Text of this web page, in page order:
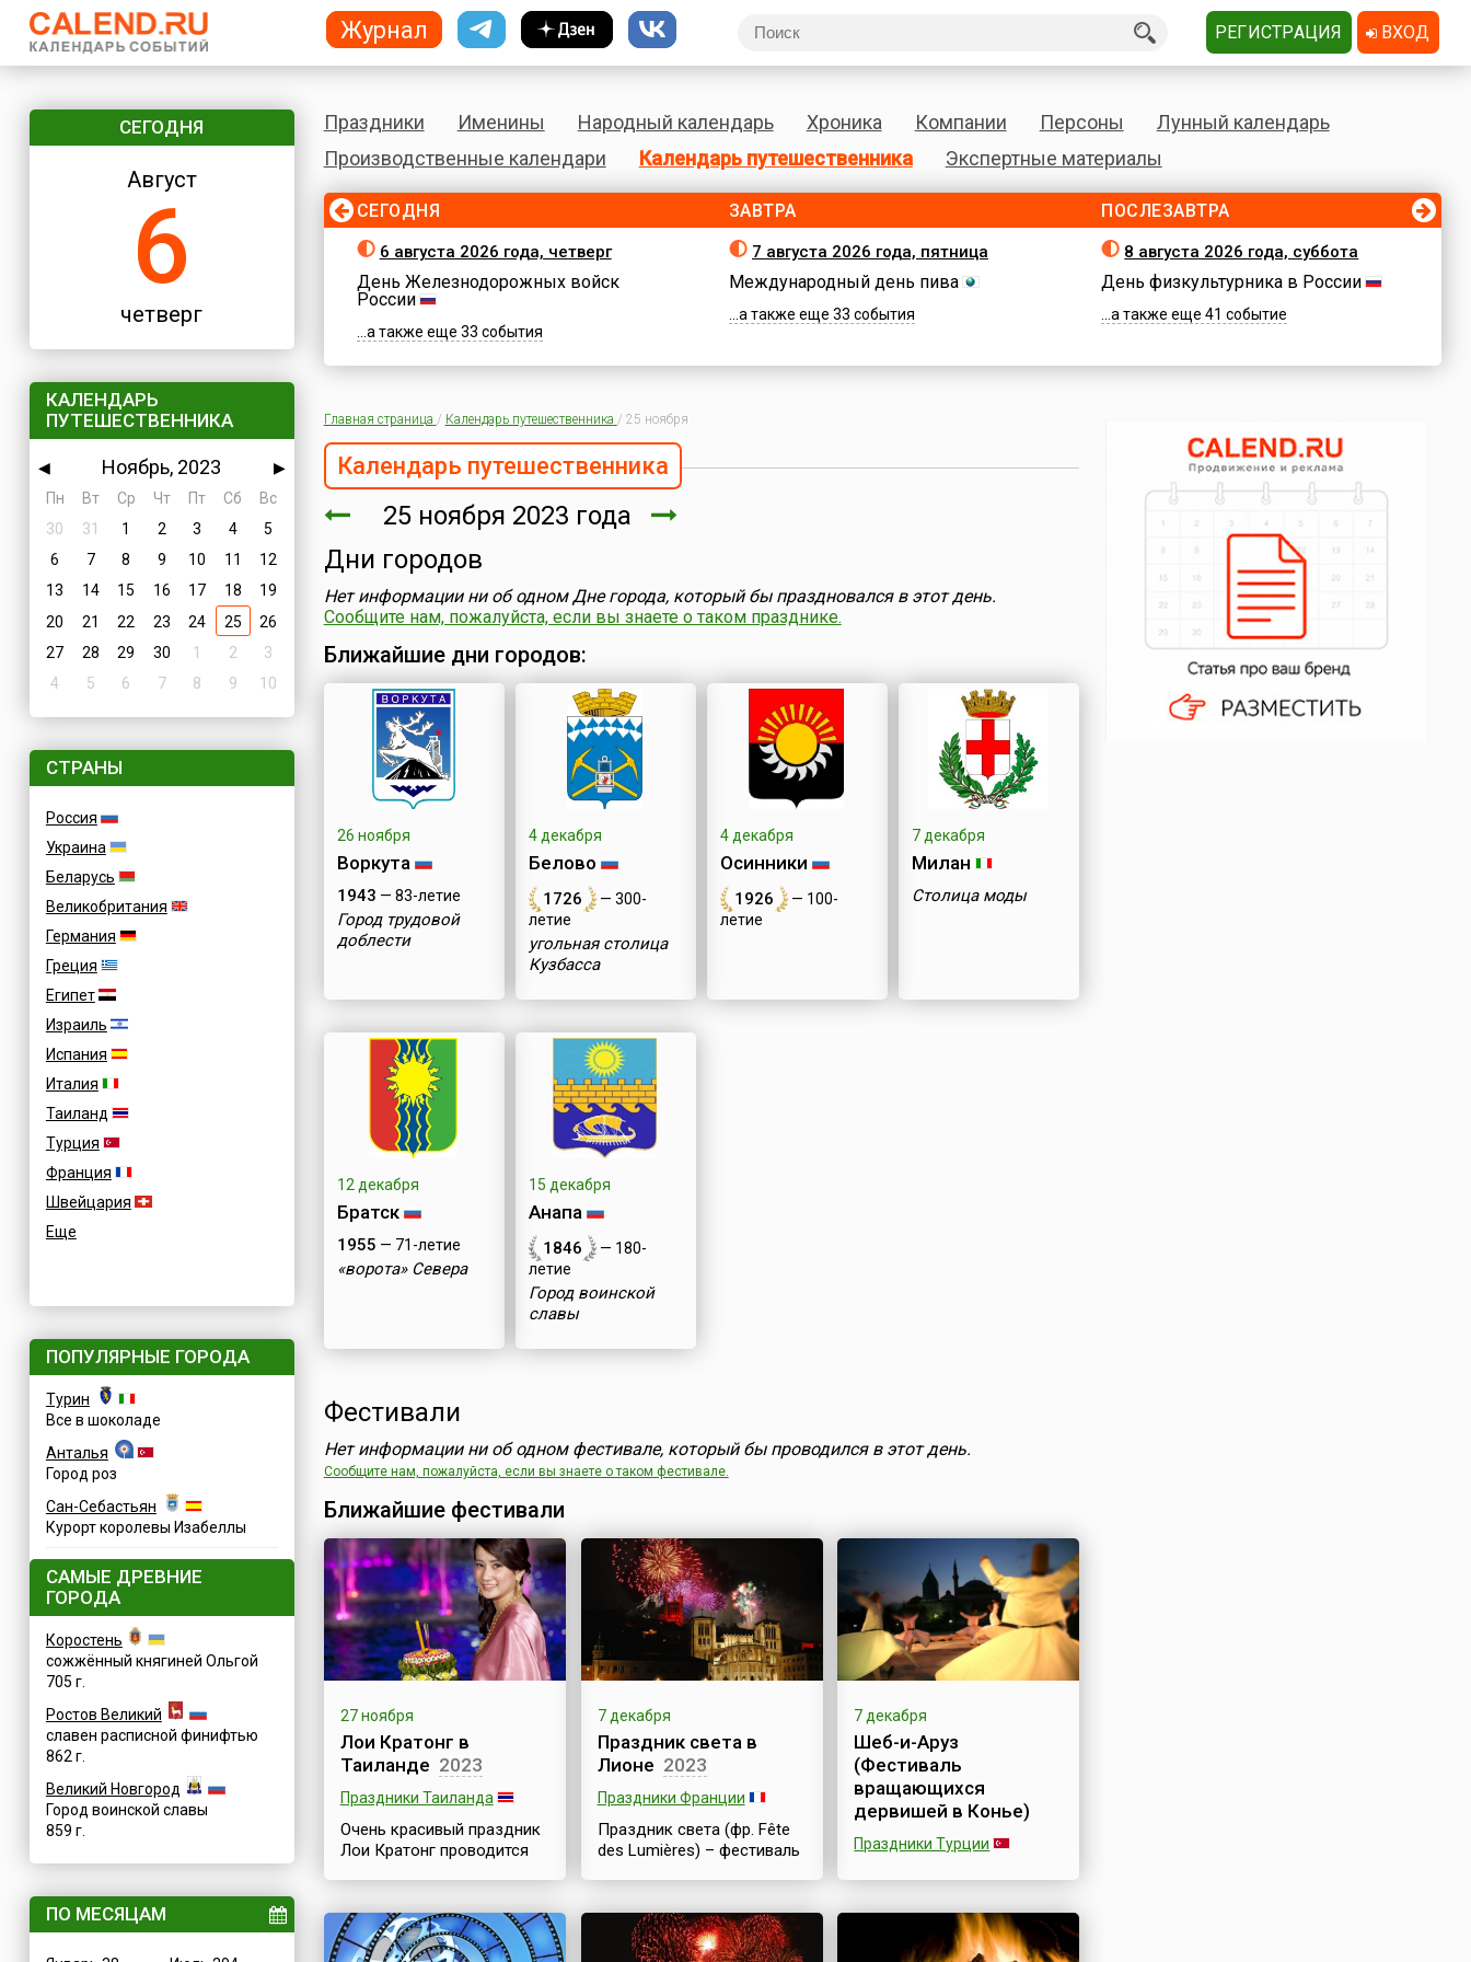
СЕГОДНЯ
Август
6
четверг
КАЛЕНДАРЬ
ПУТЕШЕСТВЕННИКА
◀ Ноябрь, 2023
▶
Пн
Вт Ср Чт Пт Сб
Вс
30
31 1 2 3 4
5
6
7 8 9 10 11
12
13
14 15 16 17 18
19
20
21 22 23 24 25
26
27
28 29 30 1 2
3
4
5 6 7 8 9 10
СТРАНЫ
Россия
Украина
Беларусь
Великобритания
Германия
Греция
Египет
Израиль
Испания
Италия
Таиланд
Турция
Франция
Швейцария
Еще
ПОПУЛЯРНЫЕ ГОРОДА
Турин
Все в шоколаде
Анталья
Город роз
Сан-Себастьян
Курорт королевы Изабеллы
САМЫЕ ДРЕВНИЕ
ГОРОДА
Коростень
сожжённый княгиней Ольгой
705 г.
Ростов Великий
славен расписной финифтью
862 г.
Великий Новгород
Город воинской славы
859 г.
ПО МЕСЯЦАМ
Праздники Именины Народный календарь Хроника Компании Персоны
Лунный календарь
Производственные календари
Календарь путешественника Экспертные материалы
СЕГОДНЯ
6 августа 2026 года, четверг
День Железнодорожных войск
России
...а также еще 33 события
ЗАВТРА
7 августа 2026 года, пятница
Международный день пива
...а также еще 33 события
ПОСЛЕЗАВТРА
8 августа 2026 года, суббота
День физкультурника в России
...а также еще 41 событие
Главная страница / Календарь путешественника / 25 ноября
Календарь путешественника
25 ноября 2023 года
Дни городов
Нет информации ни об одном Дне города, который бы праздновался в этот день.
Сообщите нам, пожалуйста, если вы знаете о таком празднике.
Ближайшие дни городов:
26 ноября
Воркута
1943 — 83-летие
Город трудовой
доблести
4 декабря
Белово
1726
— 300-
летие
угольная столица
Кузбасса
4 декабря
Осинники
1926
— 100-
летие
7 декабря
Милан
Столица моды
12 декабря
Братск
1955 — 71-летие
«ворота» Севера
15 декабря
Анапа
1846
— 180-
летие
Город воинской
славы
Фестивали
Нет информации ни об одном фестивале, который бы проводился в этот день.
Сообщите нам, пожалуйста, если вы знаете о таком фестивале.
Ближайшие фестивали
27 ноября
Лои Кратонг в
Таиланде 2023
Праздники Таиланда
Очень красивый праздник
Лои Кратонг проводится
полной луны. «Loi»
переводится как
«плавающий», «Kratong» —
7 декабря
Праздник света в
Лионе 2023
Праздники Франции
Праздник света (фр. Fête
des Lumières) – фестиваль
Лионе ежегодно с давних
времен. Во время этого
фестиваля жители города
7 декабря
Шеб-и-Аруз
(Фестиваль
вращающихся
дервишей в Конье)
Праздники Турции
Шеб-и-Аруз (Фестиваль
— Фестиваль Мевланы в
Конье проходит ежегодно
Журнал РЕГИСТРАЦИЯ ВХОД